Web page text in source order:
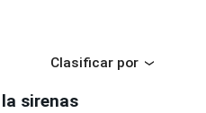
Clasificar por
sirenas